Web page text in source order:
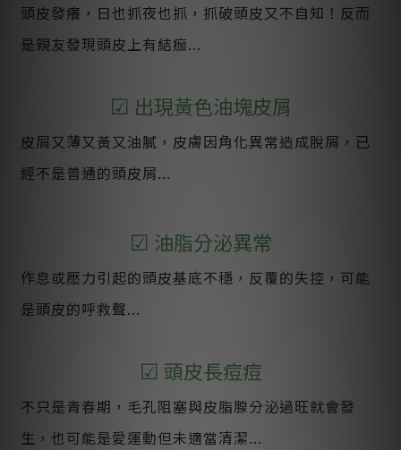
頭皮發癢，日也抓夜也抓，抓破頭皮又不自知！反而
是親友發現頭皮上有結痂...
☑ 出現黃色油塊皮屑
皮屑又薄又黃又油膩，皮膚因角化異常造成脫屑，已
經不是普通的頭皮屑...
☑ 油脂分泌異常
作息或壓力引起的頭皮基底不穩，反覆的失控，可能
是頭皮的呼救聲...
☑ 頭皮長痘痘
不只是青春期，毛孔阻塞與皮脂腺分泌過旺就會發
生，也可能是愛運動但未適當清潔...